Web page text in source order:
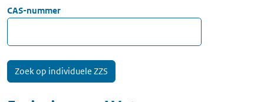
CAS-nummer